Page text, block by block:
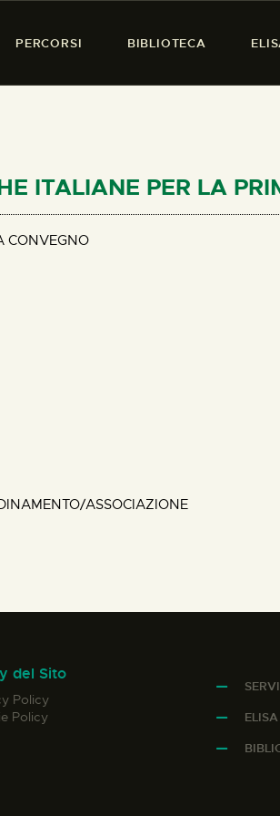
PERCORSI BIBLIOTECA
DONNA
ITALIANE PER LA
CONVEGNO
ASSOCIAZIONE
del Sito
Policy
Policy